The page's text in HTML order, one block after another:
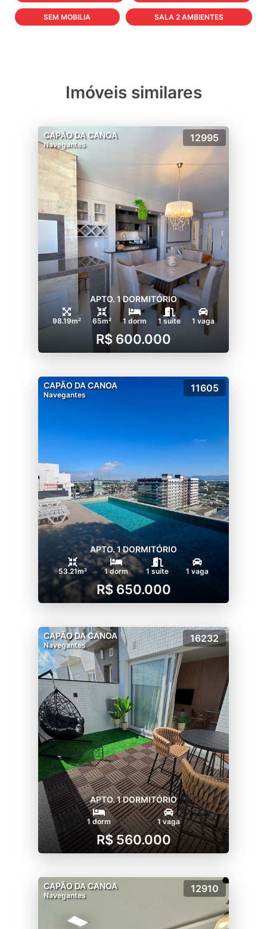
SEM MOBILIA SALA 2 AMBIENTES
Imóveis similares
CAPÃO DA CANOA
Navegantes
12995
APTO. 1 DORMITÓRIO
98.19m² 65m² 1 dorm 1 suíte 1 vaga
R$ 600.000
CAPÃO DA CANOA
Navegantes
11605
APTO. 1 DORMITÓRIO
53.21m² 1 dorm 1 suíte 1 vaga
R$ 650.000
CAPÃO DA CANOA
Navegantes
16232
APTO. 1 DORMITÓRIO
1 dorm 1 vaga
R$ 560.000
CAPÃO DA CANOA
Navegantes
12910